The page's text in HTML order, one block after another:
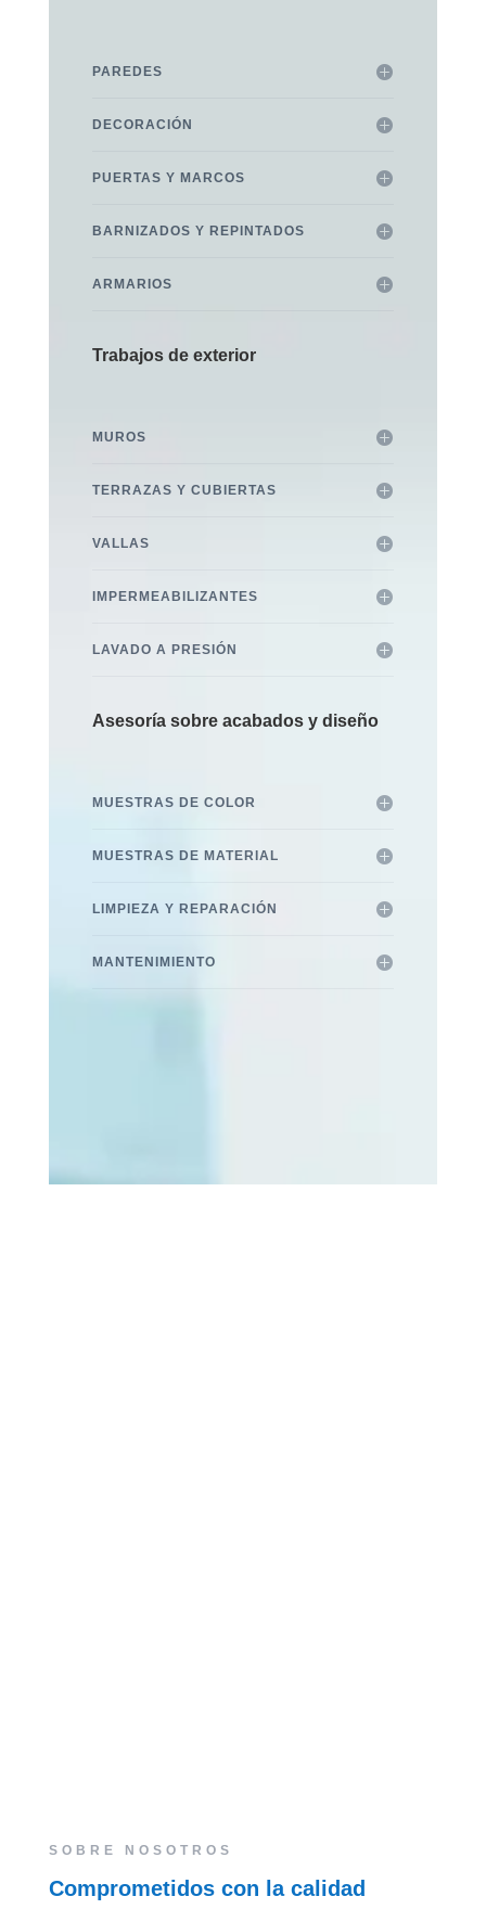
PAREDES
DECORACIÓN
PUERTAS Y MARCOS
BARNIZADOS Y REPINTADOS
ARMARIOS
Trabajos de exterior
MUROS
TERRAZAS Y CUBIERTAS
VALLAS
IMPERMEABILIZANTES
LAVADO A PRESIÓN
Asesoría sobre acabados y diseño
MUESTRAS DE COLOR
MUESTRAS DE MATERIAL
LIMPIEZA Y REPARACIÓN
MANTENIMIENTO
SOBRE NOSOTROS
Comprometidos con la calidad